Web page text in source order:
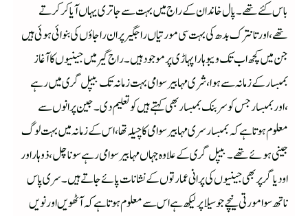
باس کئے تھے۔پال خاندان کے راج میں بہت سے جاتری یہاں آیا کرکرتے
تھے،اور تانترک بدھ کی بہت سی مورتیاں راجگیر پران راجاؤں کی بنوائی ہوئی ہیں
جن میں کچھ اب تک ویبوہارا پہاڑی پر موجود ہیں۔راج گیر میں جینیوں کا آغاز
بمبسارکے زمانہ سے ہوا،شری مہابیرسوامی بہت زمانہ تک بیپل گری میں رہے
،اور بمبسار جس کو سر بنک بمبسار بھی کہتے ہیں کوتعلیم دی۔ جین پرانوں سے
معلوم ہوتا ہے کہ بمبسار سری مہابیرسوامی کاچیلہ تھا،اس کے زمانہ میں بہت لوگ
جینی ہوئے تھے ۔بیپل گری کے علاوہ جہاں مہابیر سوامی رہے سوناچل ،ذوہار اور
اودیاگر پر بھی جینیوں کی پرانی عمارتوں کے نشانات پائے جاتے ہیں۔سری پاس
ناتھ سوامورتی نیچے جو سیلا پر لیکھ ہے اس سے معلوم ہوتاہے کہ آٹھویں اور نویں